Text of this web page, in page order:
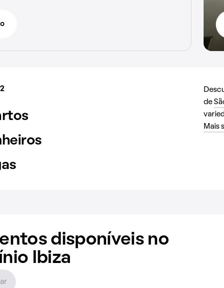
de
Mais
disponíveis no
Ibiza